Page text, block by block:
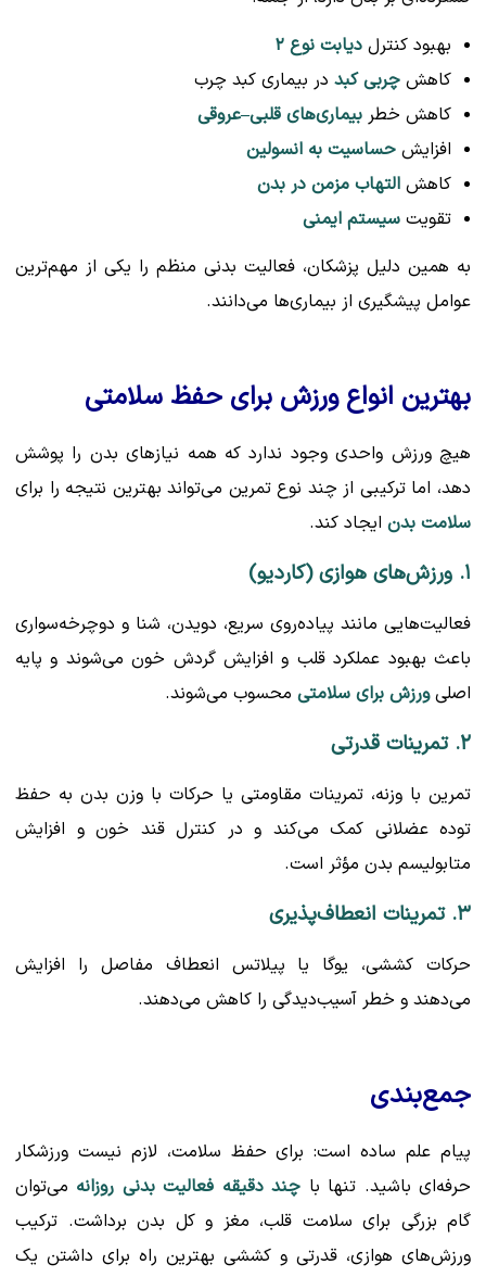
بهبود کنترل دیابت نوع ۲
کاهش چربی کبد در بیماری کبد چرب
کاهش خطر بیماری‌های قلبی–عروقی
افزایش حساسیت به انسولین
کاهش التهاب مزمن در بدن
تقویت سیستم ایمنی
به همین دلیل پزشکان، فعالیت بدنی منظم را یکی از مهم‌ترین
عوامل پیشگیری از بیماری‌ها می‌دانند.
بهترین انواع ورزش برای حفظ سلامتی
هیچ ورزش واحدی وجود ندارد که همه نیازهای بدن را پوشش
دهد، اما ترکیبی از چند نوع تمرین می‌تواند بهترین نتیجه را برای
سلامت بدن ایجاد کند.
۱. ورزش‌های هوازی (کاردیو)
فعالیت‌هایی مانند پیاده‌روی سریع، دویدن، شنا و دوچرخه‌سواری
باعث بهبود عملکرد قلب و افزایش گردش خون می‌شوند و پایه
اصلیورزش برای سلامتی محسوب می‌شوند.
۲. تمرینات قدرتی
تمرین با وزنه، تمرینات مقاومتی یا حرکات با وزن بدن به حفظ
توده عضلانی کمک می‌کند و در کنترل قند خون و افزایش
متابولیسم بدن مؤثر است.
۳. تمرینات انعطاف‌پذیری
حرکات کششی، یوگا یا پیلاتس انعطاف مفاصل را افزایش
می‌دهند و خطر آسیب‌دیدگی را کاهش می‌دهند.
جمع‌بندی
پیام علم ساده است: برای حفظ سلامت، لازم نیست ورزشکار
حرفه‌ای باشید. تنها با چند دقیقه فعالیت بدنی روزانه می‌توان
گام بزرگی برای سلامت قلب، مغز و کل بدن برداشت. ترکیب
ورزش‌های هوازی، قدرتی و کششی بهترین راه برای داشتن یک